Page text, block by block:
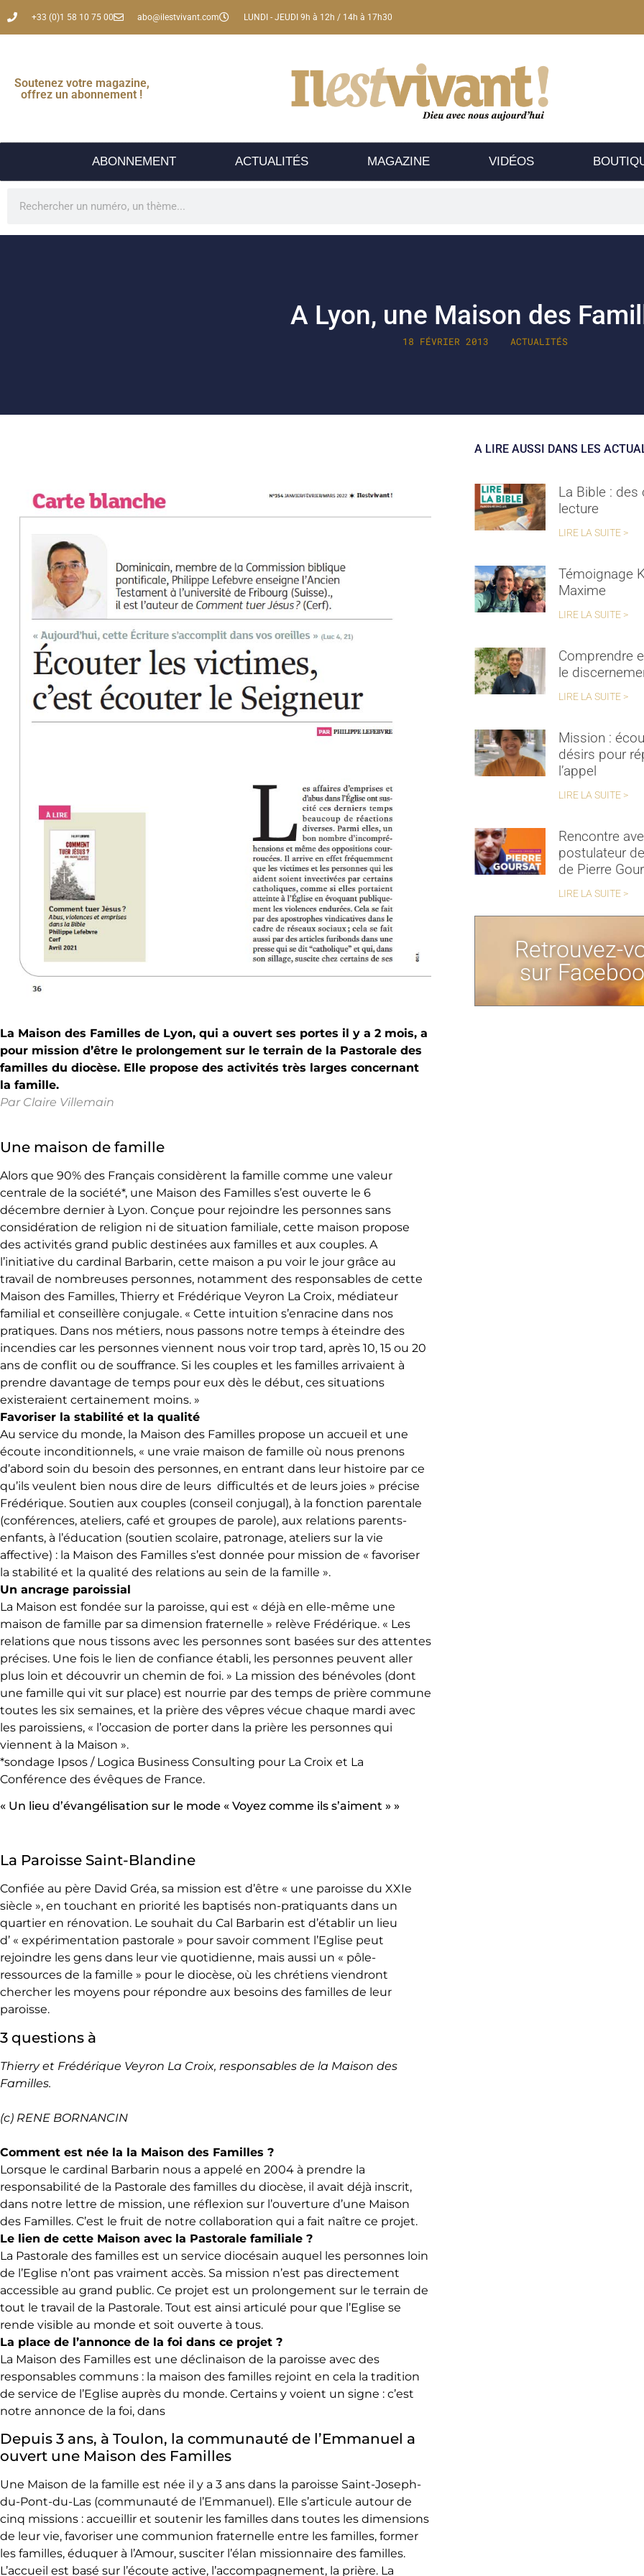
+33 (0)1 58 10 75 00 abo@ilestvivant.com LUNDI - JEUDI 9h à 12h / 14h à 17h30
Soutenez votre magazine,
offrez un abonnement !
ABONNEMENT ACTUALITÉS MAGAZINE VIDÉOS
A Lyon, une Maison des
18 FÉVRIER 2013 ACTUALITÉS
La Maison des Familles de Lyon, qui a ouvert ses portes il y a 2 mois, a
pour mission d’être le prolongement sur le terrain de la Pastorale des
familles du diocèse. Elle propose des activités très larges concernant
la famille.
Par Claire Villemain
Une maison de famille
Alors que 90% des Français considèrent la famille comme une valeur
centrale de la société*, une Maison des Familles s’est ouverte le 6
décembre dernier à Lyon. Conçue pour rejoindre les personnes sans
considération de religion ni de situation familiale, cette maison propose
des activités grand public destinées aux familles et aux couples. A
l’initiative du cardinal Barbarin, cette maison a pu voir le jour grâce au
travail de nombreuses personnes, notamment des responsables de cette
Maison des Familles, Thierry et Frédérique Veyron La Croix, médiateur
familial et conseillère conjugale. « Cette intuition s’enracine dans nos
pratiques. Dans nos métiers, nous passons notre temps à éteindre des
incendies car les personnes viennent nous voir trop tard, après 10, 15 ou 20
ans de conflit ou de souffrance. Si les couples et les familles arrivaient à
prendre davantage de temps pour eux dès le début, ces situations
existeraient certainement moins. »
Favoriser la stabilité et la qualité
Au service du monde, la Maison des Familles propose un accueil et une
écoute inconditionnels, « une vraie maison de famille où nous prenons
d’abord soin du besoin des personnes, en entrant dans leur histoire par ce
qu’ils veulent bien nous dire de leurs difficultés et de leurs joies » précise
Frédérique. Soutien aux couples (conseil conjugal), à la fonction parentale
(conférences, ateliers, café et groupes de parole), aux relations parents-
enfants, à l’éducation (soutien scolaire, patronage, ateliers sur la vie
affective) : la Maison des Familles s’est donnée pour mission de « favoriser
la stabilité et la qualité des relations au sein de la famille ».
Un ancrage paroissial
La Maison est fondée sur la paroisse, qui est « déjà en elle-même une
maison de famille par sa dimension fraternelle » relève Frédérique. « Les
relations que nous tissons avec les personnes sont basées sur des attentes
précises. Une fois le lien de confiance établi, les personnes peuvent aller
plus loin et découvrir un chemin de foi. » La mission des bénévoles (dont
une famille qui vit sur place) est nourrie par des temps de prière commune
toutes les six semaines, et la prière des vêpres vécue chaque mardi avec
les paroissiens, « l’occasion de porter dans la prière les personnes qui
viennent à la Maison ».
*sondage Ipsos / Logica Business Consulting pour La Croix et La
Conférence des évêques de France.
« Un lieu d’évangélisation sur le mode « Voyez comme ils s’aiment » »
La Paroisse Saint-Blandine
Confiée au père David Gréa, sa mission est d’être « une paroisse du XXIe
siècle », en touchant en priorité les baptisés non-pratiquants dans un
quartier en rénovation. Le souhait du Cal Barbarin est d’établir un lieu
d’ « expérimentation pastorale » pour savoir comment l’Eglise peut
rejoindre les gens dans leur vie quotidienne, mais aussi un « pôle-
ressources de la famille » pour le diocèse, où les chrétiens viendront
chercher les moyens pour répondre aux besoins des familles de leur
paroisse.
3 questions à
Thierry et Frédérique Veyron La Croix, responsables de la Maison des
Familles.
(c) RENE BORNANCIN
Comment est née la la Maison des Familles ?
Lorsque le cardinal Barbarin nous a appelé en 2004 à prendre la
responsabilité de la Pastorale des familles du diocèse, il avait déjà inscrit,
dans notre lettre de mission, une réflexion sur l’ouverture d’une Maison
des Familles. C’est le fruit de notre collaboration qui a fait naître ce projet.
Le lien de cette Maison avec la Pastorale familiale ?
La Pastorale des familles est un service diocésain auquel les personnes loin
de l’Eglise n’ont pas vraiment accès. Sa mission n’est pas directement
accessible au grand public. Ce projet est un prolongement sur le terrain de
tout le travail de la Pastorale. Tout est ainsi articulé pour que l’Eglise se
rende visible au monde et soit ouverte à tous.
La place de l’annonce de la foi dans ce projet ?
La Maison des Familles est une déclinaison de la paroisse avec des
responsables communs : la maison des familles rejoint en cela la tradition
de service de l’Eglise auprès du monde. Certains y voient un signe : c’est
notre annonce de la foi, dans
Depuis 3 ans, à Toulon, la communauté de l’Emmanuel a
ouvert une Maison des Familles
Une Maison de la famille est née il y a 3 ans dans la paroisse Saint-Joseph-
du-Pont-du-Las (communauté de l’Emmanuel). Elle s’articule autour de
cinq missions : accueillir et soutenir les familles dans toutes les dimensions
de leur vie, favoriser une communion fraternelle entre les familles, former
les familles, éduquer à l’Amour, susciter l’élan missionnaire des familles.
L’accueil est basé sur l’écoute active, l’accompagnement, la prière. La
A LIRE AUSSI DANS LES
La Bible : des
lecture
LIRE LA SUITE >
Témoignage
Maxime
LIRE LA SUITE >
Comprendre
le
LIRE LA SUITE >
Mission :
désirs pour
l’appel
LIRE LA SUITE >
Rencontre
postulateur
de Pierre
LIRE LA SUITE >
Retrouvez-
sur